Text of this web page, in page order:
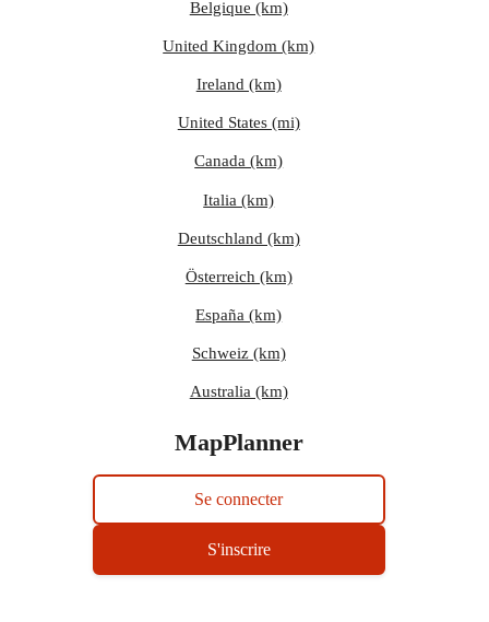
Belgique (km)
United Kingdom (km)
Ireland (km)
United States (mi)
Canada (km)
Italia (km)
Deutschland (km)
Österreich (km)
España (km)
Schweiz (km)
Australia (km)
MapPlanner
Se connecter
S'inscrire